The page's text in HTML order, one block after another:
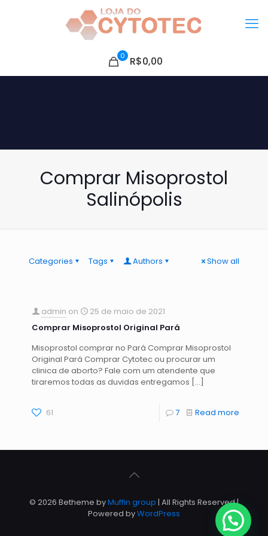
0 R$0,00
Comprar Misoprostol
Salinópolis
Categories Tags Authors Show all
admin on
25 de maio de 2021
Comprar Misoprostol Original Pará
Misoprostol comprar no Pará Comprar Misoprostol
Original Pará Comprar Cytotec ou procurar um
clinica de aborto? Fale com um atendente que
tiraremos todas as duvidas entregamos […]
61 7 Read more
© 2026 Betheme byMuffin group | All Rights Reserved |
Powered byWordPress